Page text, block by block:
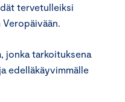
tervetulleiksi
jonka tarkoituksena
edelläkäyvimmälle